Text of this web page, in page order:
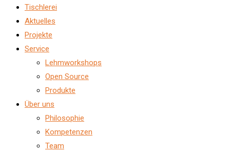
Tischlerei
Aktuelles
Projekte
Service
Lehmworkshops
Open Source
Produkte
Über uns
Philosophie
Kompetenzen
Team